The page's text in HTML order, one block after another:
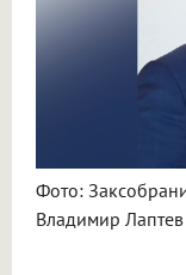
Фото:
Владимир Лаптев